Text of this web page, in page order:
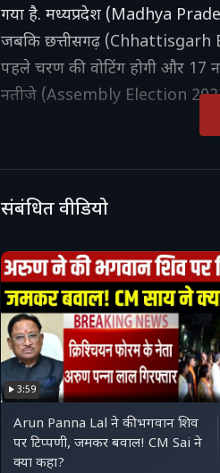
गया है. मध्यप्रदेश (Madhya
जबकि छत्तीसगढ़ (Chhattisgarh
पहले चरण की वोटिंग होगी और 17
नतीजे (Assembly Election
संबंधित वीडियो
3:59
Arun Panna Lal ने की भगवान शिव
पर टिप्पणी, जमकर बवाल! CM Sai ने
क्या कहा?